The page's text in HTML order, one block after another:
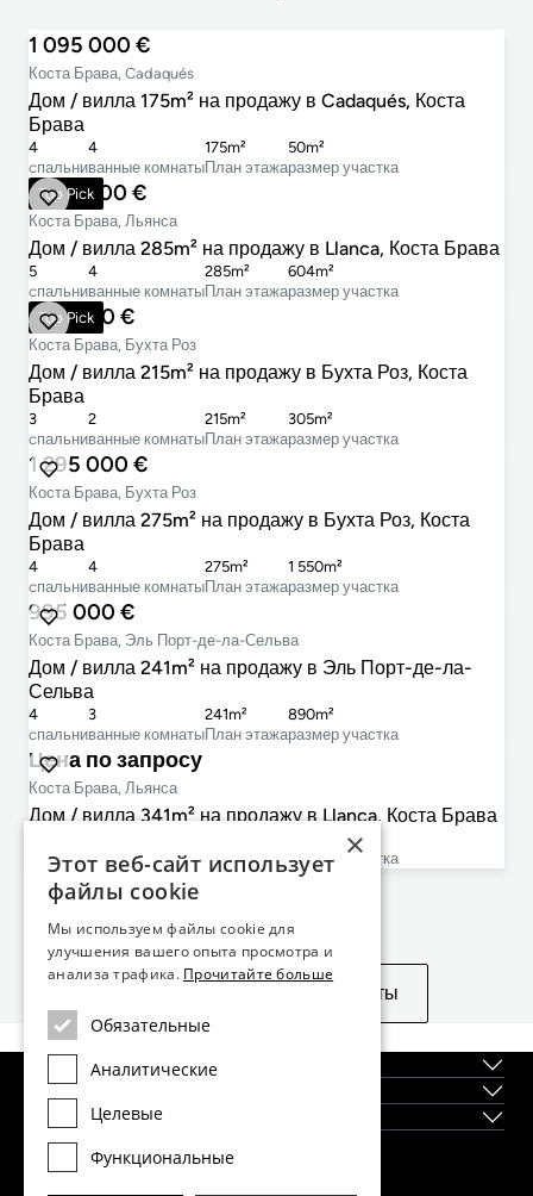
1 095 000 €
Коста Брава, Cadaqués
Дом / вилла 175m² на продажу в Cadaqués, Коста
Брава
cпальни
4
ванные комнаты
4
План этажа
175m²
размер участка
50m²
Top Pick
1 375 000 €
Коста Брава, Льянса
Дом / вилла 285m² на продажу в Llanca, Коста Брава
cпальни
5
ванные комнаты
4
План этажа
285m²
размер участка
604m²
Top Pick
895 000 €
Коста Брава, Бухта Роз
Дом / вилла 215m² на продажу в Бухта Роз, Коста
Брава
cпальни
3
ванные комнаты
2
План этажа
215m²
размер участка
305m²
1 295 000 €
Коста Брава, Бухта Роз
Дом / вилла 275m² на продажу в Бухта Роз, Коста
Брава
cпальни
4
ванные комнаты
4
План этажа
275m²
размер участка
1 550m²
995 000 €
Коста Брава, Эль Порт-де-ла-Сельва
Дом / вилла 241m² на продажу в Эль Порт-де-ла-
Сельва
cпальни
4
ванные комнаты
3
План этажа
241m²
размер участка
890m²
Цена по запросу
Коста Брава, Льянса
Дом / вилла 341m² на продажу в Llanca, Коста Брава
cпальниванные комнаты План этажа размер участка
Не нашли то, что искали?
Посмотреть похожие объекты
Регионы
Новостройки
×
Этот веб-сайт использует
файлы cookie
Мы используем файлы cookie для
улучшения вашего опыта просмотра и
анализа трафика. Прочитайте больше
Обязательные
Аналитические
Целевые
Функциональные